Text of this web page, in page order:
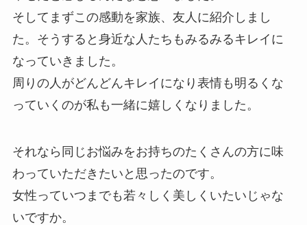
そしてまずこの感動を家族、友人に紹介しまし
た。そうすると身近な人たちもみるみるキレイに
なっていきました。
周りの人がどんどんキレイになり表情も明るくな
っていくのが私も一緒に嬉しくなりました。
それなら同じお悩みをお持ちのたくさんの方に味
わっていただきたいと思ったのです。
女性っていつまでも若々しく美しくいたいじゃな
いですか。